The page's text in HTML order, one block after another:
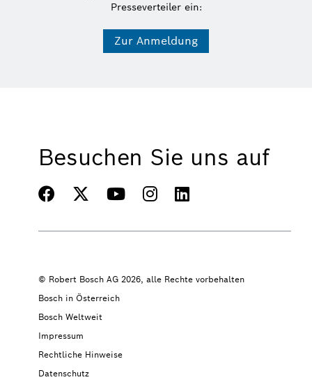
Presseverteiler ein:
Zur Anmeldung
Besuchen Sie uns auf
© Robert Bosch AG 2026, alle Rechte vorbehalten
Bosch in Österreich
Bosch Weltweit
Impressum
Rechtliche Hinweise
Datenschutz